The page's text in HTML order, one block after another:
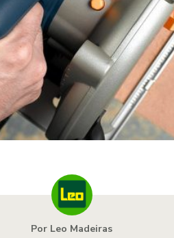
Por Leo Madeiras